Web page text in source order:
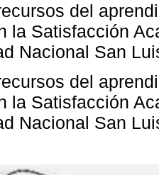
del
la Satisfacción
Nacional San
del
la Satisfacción
Nacional San